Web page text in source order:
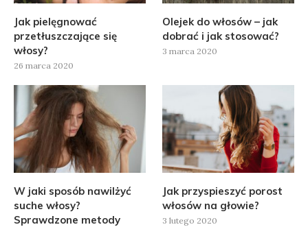
Jak pielęgnować
przetłuszczające się
włosy?
26 marca 2020
Olejek do włosów – jak
dobrać i jak stosować?
3 marca 2020
W jaki sposób nawilżyć
suche włosy?
Sprawdzone metody
Jak przyspieszyć porost
włosów na głowie?
3 lutego 2020